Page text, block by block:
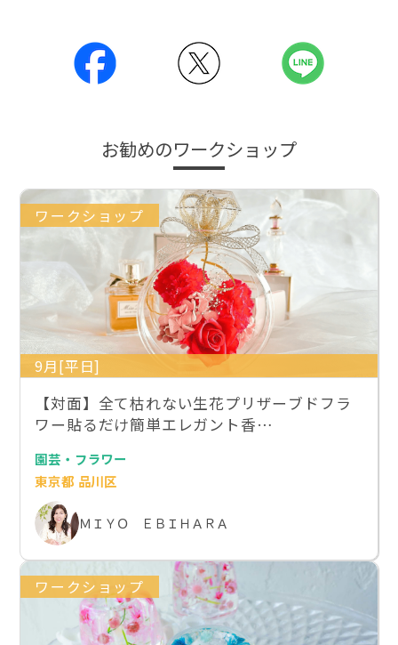
お勧めのワークショップ
ワークショップ
9月[平日]
【対面】全て枯れない生花プリザーブドフラ
ワー貼るだけ簡単エレガント香…
園芸・フラワー
東京都 品川区
ＭＩＹＯ ＥＢＩＨＡＲＡ
ワークショップ